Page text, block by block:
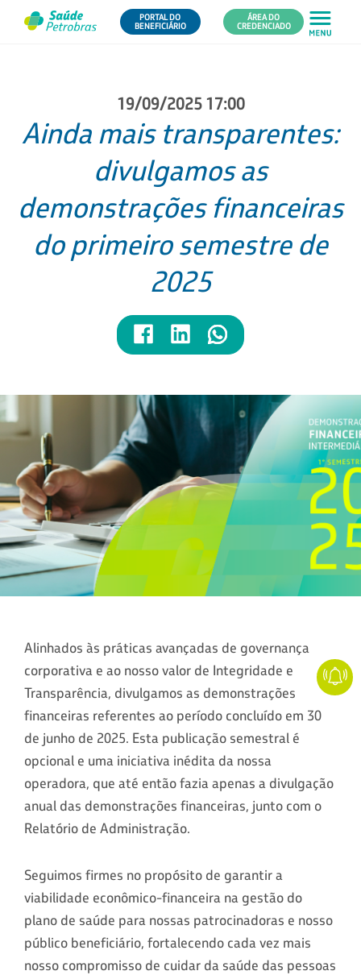
PORTAL DO
BENEFICIÁRIO
ÁREA DO
CREDENCIADO
19/09/2025 17:00
Ainda mais transparentes:
divulgamos as
demonstrações financeiras
do primeiro semestre de
2025
Alinhados às práticas avançadas de governança
corporativa e ao nosso valor de Integridade e
Transparência, divulgamos as demonstrações
financeiras referentes ao período concluído em 30
de junho de 2025. Esta publicação semestral é
opcional e uma iniciativa inédita da nossa
operadora, que até então fazia apenas a divulgação
anual das demonstrações financeiras, junto com o
Relatório de Administração.
Seguimos firmes no propósito de garantir a
viabilidade econômico-financeira na gestão do
plano de saúde para nossas patrocinadoras e nosso
público beneficiário, fortalecendo cada vez mais
nosso compromisso de cuidar da saúde das pessoas